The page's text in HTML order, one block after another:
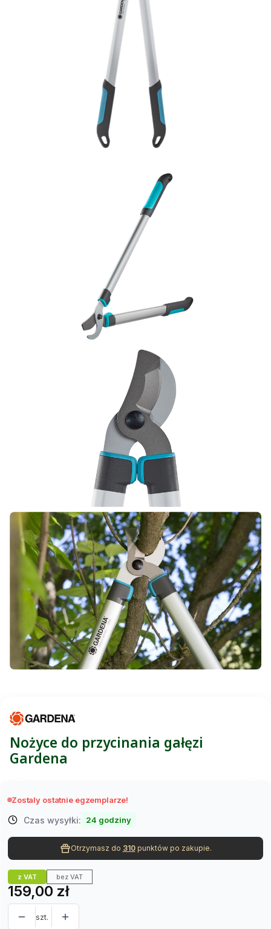
Nożyce do przycinania gałęzi
Gardena
Zostaly ostatnie egzemplarze!
Czas wysyłki: 24 godziny
Otrzymasz do 310punktów po zakupie.
z VAT bez VAT
Cena
159,00 zł
szt.